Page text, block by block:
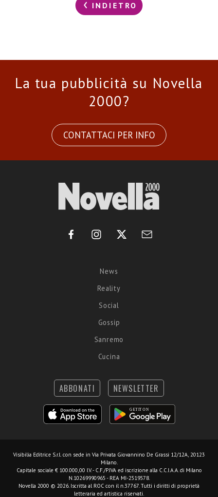
INDIETRO
La tua pubblicità su Novella
2000?
CONTATTACI PER INFO
News
Reality
Social
Gossip
Sanremo
Cucina
ABBONATI NEWSLETTER
Visibilia Editrice S.r.l. con sede in Via Privata Giovannino De Grassi 12/12A, 20123
Milano.
Capitale sociale € 100.000,00 I.V. - C.F./P.IVA ed iscrizione alla C.C.I.A.A. di Milano
N.10269990965 - REA MI-2519578.
Novella 2000 © 2026. Iscritta al ROC con il n.37767. Tutti i diritti di proprietà
letteraria ed artistica riservati.